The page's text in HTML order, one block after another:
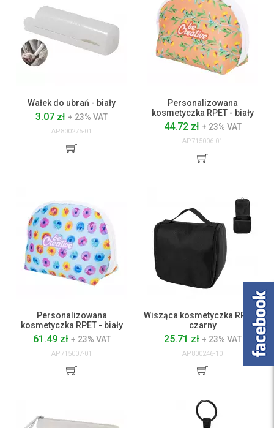
Wałek do ubrań - biały
3.07 zł + 23% VAT
AP800275-01
Personalizowana
kosmetyczka RPET - biały
44.72 zł + 23% VAT
AP715006-01
Personalizowana
kosmetyczka RPET - biały
61.49 zł + 23% VAT
AP715007-01
Wisząca kosmetyczka RPET -
czarny
25.71 zł + 23% VAT
AP800246-10